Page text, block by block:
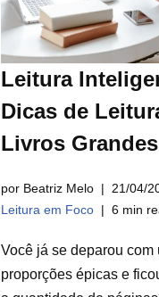
Leitura
Dicas de
Livros Grandes
por Beatriz Melo
21/04/
Leitura em Foco
6 min
Você já se deparou com
proporções épicas e